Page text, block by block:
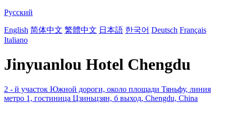
Русский
English 简体中文 繁體中文 日本語 한국어 Deutsch Français
Italiano
Jinyuanlou Hotel Chengdu
2 - й участок Южной дороги, около площади Тяньфу, линия
метро 1, гостиница Цзиньцзян, б выход, Chengdu, China